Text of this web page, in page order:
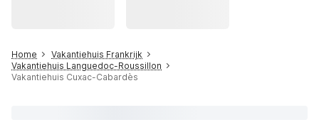
Home
Vakantiehuis Frankrijk
Vakantiehuis Languedoc-Roussillon
Vakantiehuis Cuxac-Cabardès